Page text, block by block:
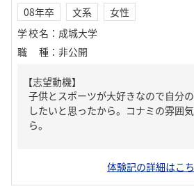
08年卒 文系
女性
学校名 ： 成城大学
職種 ： 非公開
【志望動機】
子供とスポーツが大好きなので自分
したいと思ったから。コナミの雰囲
ら。
体験記の詳細はこ